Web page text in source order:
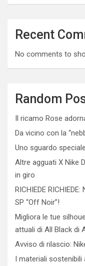
Recent
No comments to
Random
Il ricamo Rose
Da vicino con la
Uno sguardo
Altre agguati X Nike
in giro
RICHIEDE
SP “Off Noir”!
Migliora le tue
attuali di All Black di
Avviso di rilascio:
I materiali